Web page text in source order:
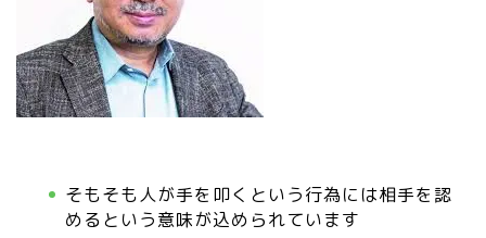
そもそも人が手を叩くという行為には相手を認
めるという意味が込められています